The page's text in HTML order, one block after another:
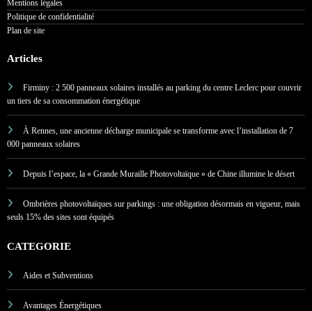
Mentions légales
Politique de confidentialité
Plan de site
Articles
Firminy : 2 500 panneaux solaires installés au parking du centre Leclerc pour couvrir
un tiers de sa consommation énergétique
À Rennes, une ancienne décharge municipale se transforme avec l’installation de 7
000 panneaux solaires
Depuis l’espace, la « Grande Muraille Photovoltaïque » de Chine illumine le désert
Ombrières photovoltaïques sur parkings : une obligation désormais en vigueur, mais
seuls 15% des sites sont équipés
CATEGORIE
Aides et Subventions
Avantages Énergétiques